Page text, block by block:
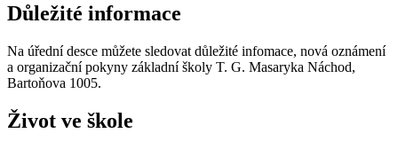
Důležité informace
Na úřední desce můžete sledovat důležité infomace, nová oznámení
a organizační pokyny základní školy T. G. Masaryka Náchod,
Bartoňova 1005.
Život ve škole